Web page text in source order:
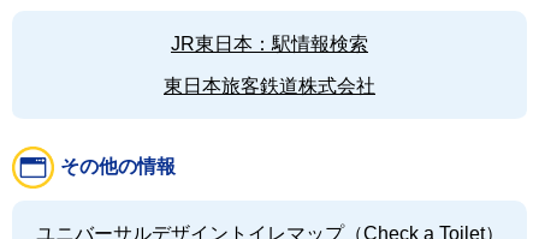
JR東日本：駅情報検索
東日本旅客鉄道株式会社
その他の情報
ユニバーサルデザイントイレマップ（Check a Toilet）